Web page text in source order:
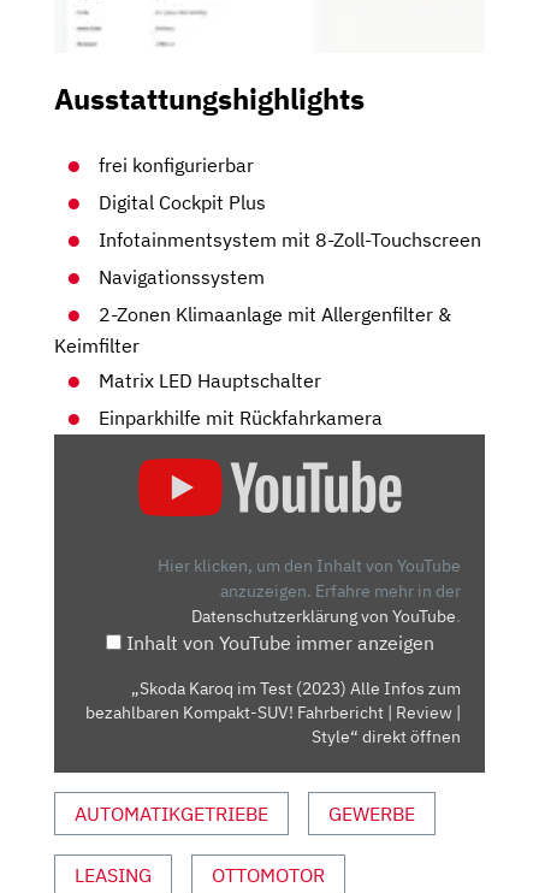
Ausstattungshighlights
frei konfigurierbar
Digital Cockpit Plus
Infotainmentsystem mit 8-Zoll-Touchscreen
Navigationssystem
2-Zonen Klimaanlage mit Allergenfilter &
Keimfilter
Matrix LED Hauptschalter
Einparkhilfe mit Rückfahrkamera
BEZAHLBAREN
KOMPAKT-
|
REVIEW
|
STYLE“
Hier klicken, um den Inhalt von YouTube
anzuzeigen. Erfahre mehr in der
Datenschutzerklärung von YouTube.
Inhalt von YouTube immer anzeigen
„Skoda Karoq im Test (2023) Alle Infos zum
bezahlbaren Kompakt-SUV! Fahrbericht | Review |
Style“ direkt öffnen
AUTOMATIKGETRIEBE GEWERBE
LEASING OTTOMOTOR